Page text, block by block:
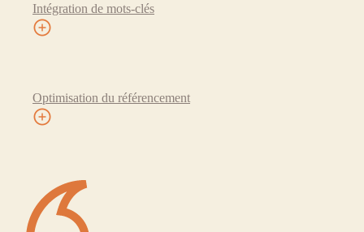
Intégration de mots-clés
Optimisation du référencement